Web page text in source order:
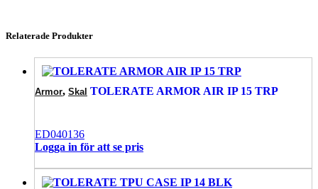
Relaterade Produkter
Armor, Skal TOLERATE ARMOR AIR IP 15 TRP
ED040136
Logga in för att se pris